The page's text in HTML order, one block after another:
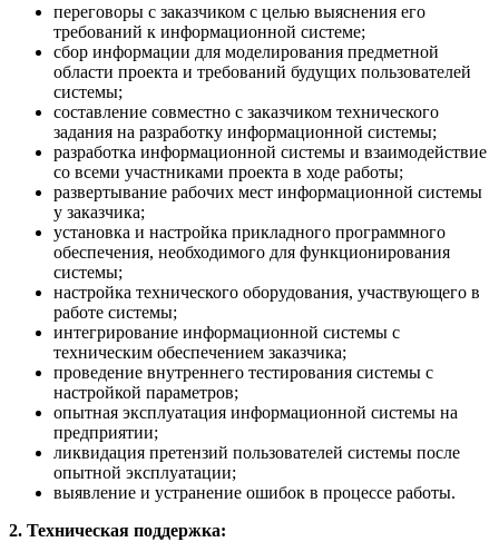
переговоры с заказчиком с целью выяснения его
требований к информационной системе;
сбор информации для моделирования предметной
области проекта и требований будущих пользователей
системы;
составление совместно с заказчиком технического
задания на разработку информационной системы;
разработка информационной системы и взаимодействие
со всеми участниками проекта в ходе работы;
развертывание рабочих мест информационной системы
у заказчика;
установка и настройка прикладного программного
обеспечения, необходимого для функционирования
системы;
настройка технического оборудования, участвующего в
работе системы;
интегрирование информационной системы с
техническим обеспечением заказчика;
проведение внутреннего тестирования системы с
настройкой параметров;
опытная эксплуатация информационной системы на
предприятии;
ликвидация претензий пользователей системы после
опытной эксплуатации;
выявление и устранение ошибок в процессе работы.
2. Техническая поддержка: